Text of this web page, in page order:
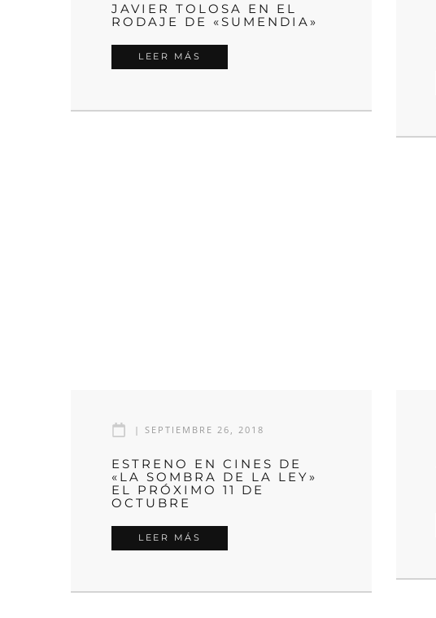
JAVIER TOLOSA EN EL
RODAJE DE «SUMENDIA»
LEER MÁS
| SEPTIEMBRE 26, 2018
ESTRENO EN CINES DE
«LA SOMBRA DE LA LEY»
EL PRÓXIMO 11 DE
OCTUBRE
LEER MÁS